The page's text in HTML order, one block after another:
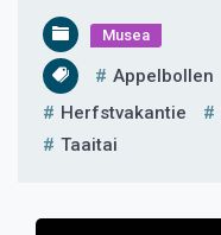
Musea
Appelbollen
Herfstvakantie
Taaitai
Bericht